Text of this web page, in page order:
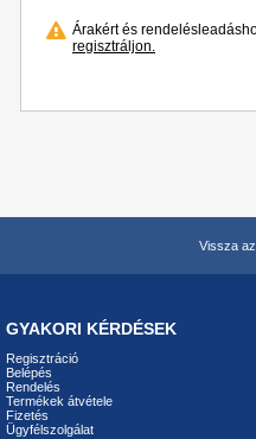
Árakért és
regisztráljon.
Vissza
GYAKORI KÉRDÉSEK
Regisztráció
Belépés
Rendelés
Termékek átvétele
Fizetés
Ügyfélszolgálat